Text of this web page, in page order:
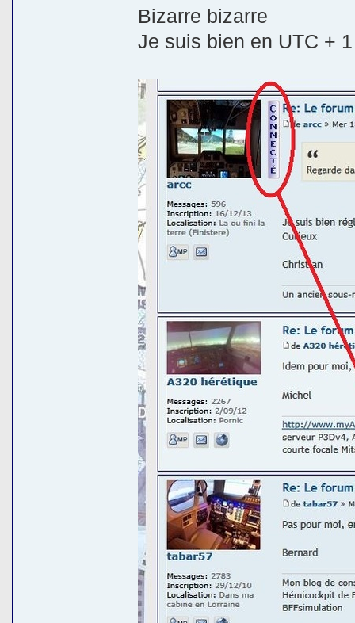
Bizarre bizarre
Je suis bien en UTC + 1